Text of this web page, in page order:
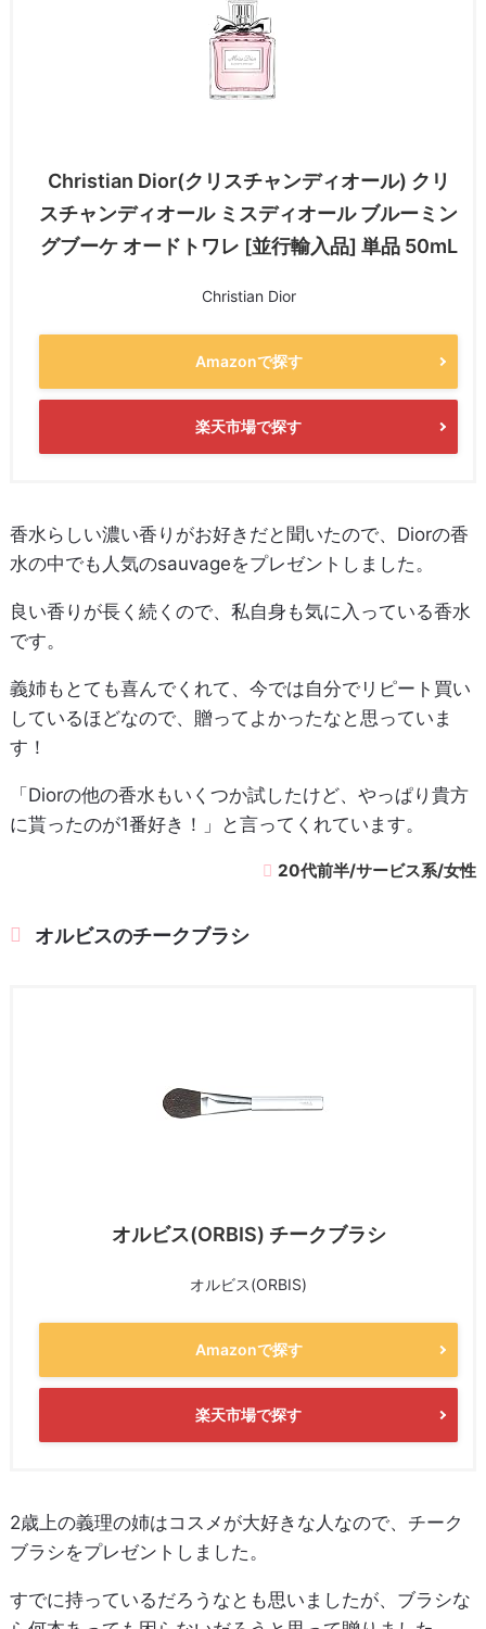
Christian Dior(クリスチャンディオール) クリ
スチャンディオール ミスディオール ブルーミン
グブーケ オードトワレ [並行輸入品] 単品 50mL
Christian Dior
Amazonで探す
楽天市場で探す
香水らしい濃い香りがお好きだと聞いたので、Diorの香
水の中でも人気のsauvageをプレゼントしました。
良い香りが長く続くので、私自身も気に入っている香水
です。
義姉もとても喜んでくれて、今では自分でリピート買い
しているほどなので、贈ってよかったなと思っていま
す！
「Diorの他の香水もいくつか試したけど、やっぱり貴方
に貰ったのが1番好き！」と言ってくれています。
20代前半/サービス系/女性
オルビスのチークブラシ
オルビス(ORBIS) チークブラシ
オルビス(ORBIS)
Amazonで探す
楽天市場で探す
2歳上の義理の姉はコスメが大好きな人なので、チーク
ブラシをプレゼントしました。
すでに持っているだろうなとも思いましたが、ブラシな